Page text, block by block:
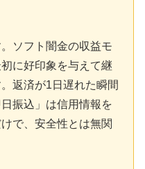
ソフト闇金の収益モ
に好印象を与えて継
返済が1日遅れた瞬間
振込」は信用情報を
で、安全性とは無関